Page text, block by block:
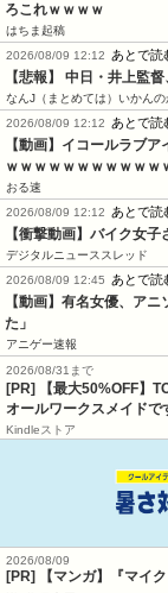
ろこれｗｗｗｗ
はちま起稿
2026/08/09 12:12
あとで読
【悲報】 中日・井上監
なんJ（まとめては）いかんの
2026/08/09 12:12
あとで読
【動画】イコールラブ
ｗｗｗｗｗｗｗｗｗｗｗ
おる速
2026/08/09 12:12
あとで読
【衝撃動画】バイク女
デジタルニューススレッド
2026/08/09 12:45
あとで読
【動画】有名女優、ア
た」
アニゲー速報
2026/08/31まで
[PR] 【最大50%OFF】
オールワークスメイド
Kindleストア
2026/08/09
[PR] 【マンガ】『マイ